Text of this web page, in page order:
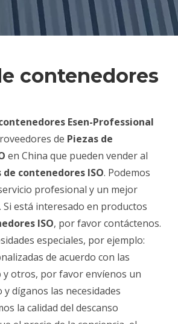
contenedores
Esen-Professional
de Piezas de
en China que pueden vender al
de contenedores ISO. Podemos
profesional y un mejor
Si está interesado en productos
ISO, por favor contáctenos.
especiales, por ejemplo:
de acuerdo con las
y otros, por favor envíenos un
díganos las necesidades
la calidad del descanso